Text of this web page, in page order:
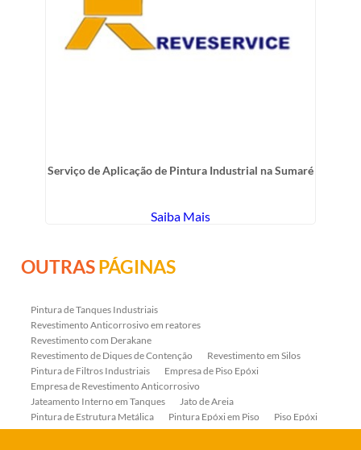
Serviço de Aplicação de Pintura Industrial na Sumaré
Saiba Mais
OUTRASPÁGINAS
Pintura de Tanques Industriais
Revestimento Anticorrosivo em reatores
Revestimento com Derakane
Revestimento de Diques de Contenção
Revestimento em Silos
Pintura de Filtros Industriais
Empresa de Piso Epóxi
Empresa de Revestimento Anticorrosivo
Jateamento Interno em Tanques
Jato de Areia
Pintura de Estrutura Metálica
Pintura Epóxi em Piso
Piso Epóxi
Piso Epóxi Autonivelante
Revestimento E-coat em Serpentinas